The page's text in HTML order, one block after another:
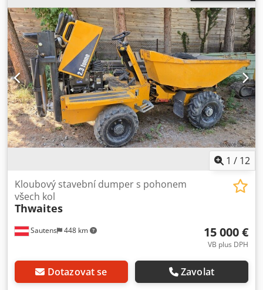
1 / 12
Sautens 448 km
Kloubový stavební dumper s pohonem
všech kol
Thwaites
15 000 €
VB plus DPH
Dotazovat se Zavolat